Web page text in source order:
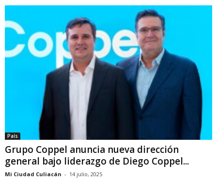
País
Grupo Coppel anuncia nueva dirección
general bajo liderazgo de Diego Coppel...
Mi Ciudad Culiacán - 14 julio, 2025